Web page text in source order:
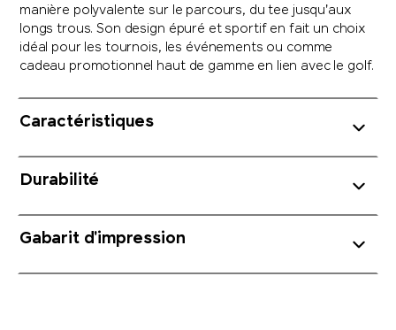
manière polyvalente sur le parcours, du tee jusqu'aux
longs trous. Son design épuré et sportif en fait un choix
idéal pour les tournois, les événements ou comme
cadeau promotionnel haut de gamme en lien avec le golf.
Caractéristiques
Durabilité
Gabarit d'impression